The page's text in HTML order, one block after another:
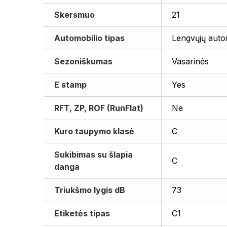
Skersmuo 21
Automobilio tipas Lengvųjų
Sezoniškumas Vasarinės
E stamp Yes
RFT, ZP, ROF (RunFlat) Ne
Kuro taupymo klasė C
Sukibimas su šlapia
danga
C
Triukšmo lygis dB 73
Etiketės tipas C1